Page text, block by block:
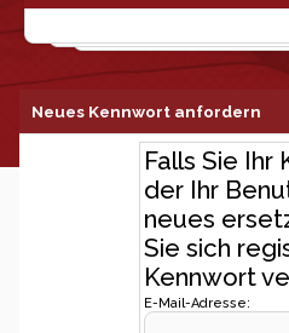
Neues Kennwort anfordern
Falls Sie Ihr
der Ihr
neues
Sie sich
Kennwort
E-Mail-Adresse: